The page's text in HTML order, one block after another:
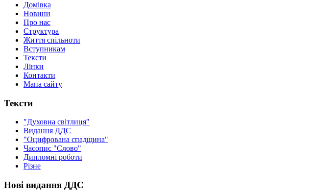
Домівка
Новини
Про нас
Структура
Життя спільноти
Вступникам
Тексти
Лінки
Контакти
Мапа сайту
Тексти
"Духовна світлиця"
Видання ДДС
"Оцифрована спадщина"
Часопис "Слово"
Дипломні роботи
Різне
Нові видання ДДС